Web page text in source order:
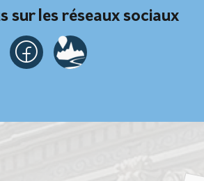
sur les réseaux sociaux